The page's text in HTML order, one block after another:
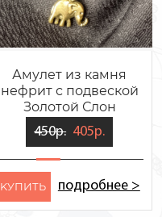
Амулет из камня
нефрит с подвеской
Золотой Слон
450р. 405р.
KУПИТЬ подробнее >